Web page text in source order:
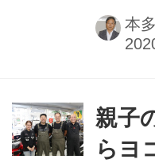
ミングは
製品＝
本
親子
らヨ